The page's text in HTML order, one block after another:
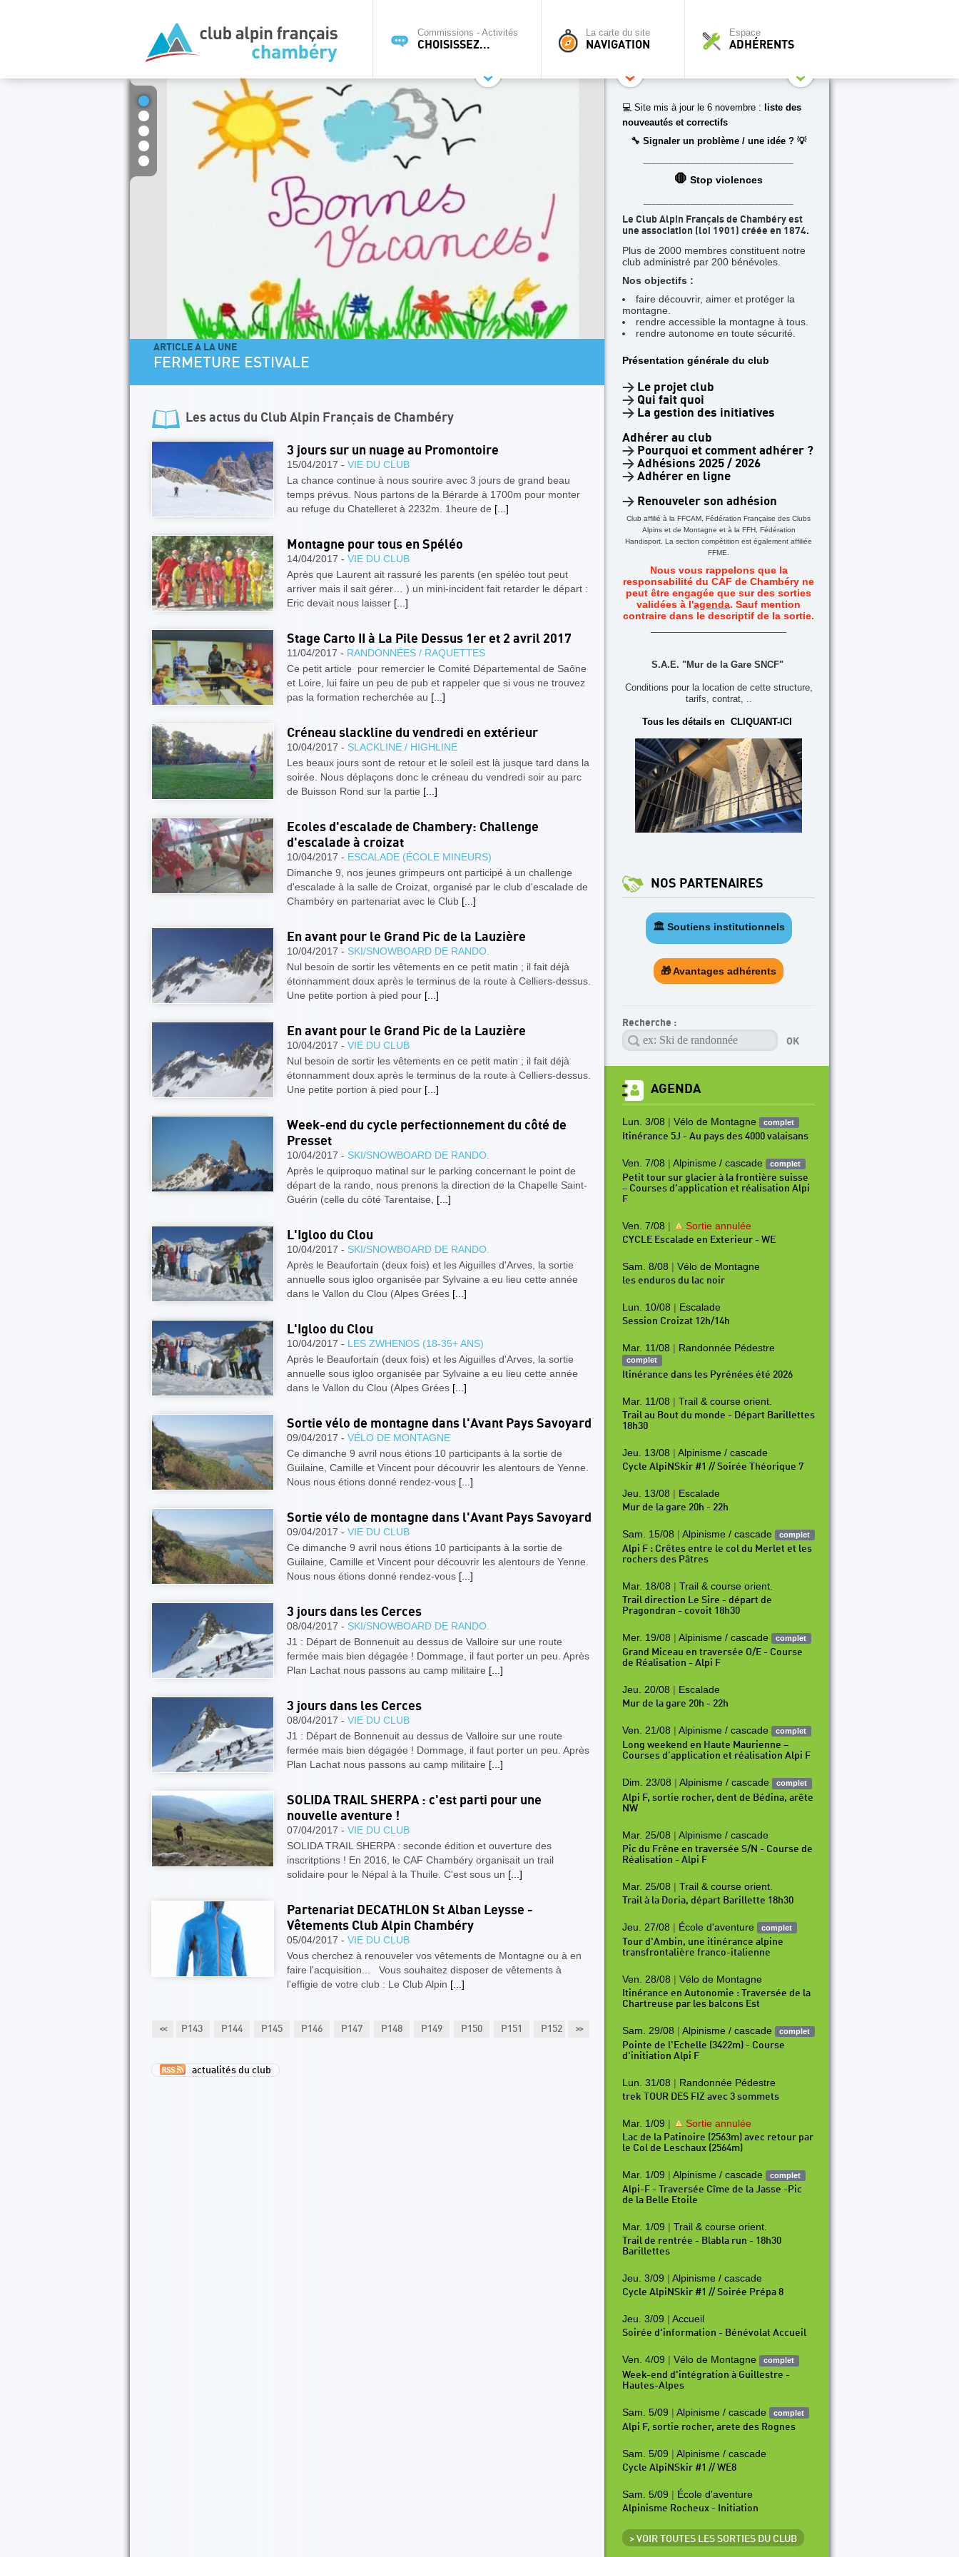
Commissions - Activités
CHOISISSEZ...
La carte du site
NAVIGATION
Espace
ADHÉRENTS
ARTICLE A LA UNE
FERMETURE ESTIVALE
4 jours dans les Aiguilles Rouges - Une
Facile
Les actus du Club Alpin Français de Chambéry
3 jours sur un nuage au Promontoire
15/04/2017 - VIE DU CLUB
La chance continue à nous sourire avec 3 jours de grand beau
temps prévus. Nous partons de la Bérarde à 1700m pour monter
au refuge du Chatelleret à 2232m. 1heure de [...]
Montagne pour tous en Spéléo
14/04/2017 - VIE DU CLUB
Après que Laurent ait rassuré les parents (en spéléo tout peut
arriver mais il sait gérer… ) un mini-incident fait retarder le départ :
Eric devait nous laisser [...]
Stage Carto II à La Pile Dessus 1er et 2 avril 2017
11/04/2017 - RANDONNÉES / RAQUETTES
Ce petit article pour remercier le Comité Départemental de Saône
et Loire, lui faire un peu de pub et rappeler que si vous ne trouvez
pas la formation recherchée au [...]
Créneau slackline du vendredi en extérieur
10/04/2017 - SLACKLINE / HIGHLINE
Les beaux jours sont de retour et le soleil est là jusque tard dans la
soirée. Nous déplaçons donc le créneau du vendredi soir au parc
de Buisson Rond sur la partie [...]
Ecoles d'escalade de Chambery: Challenge
d'escalade à croizat
10/04/2017 - ESCALADE (ÉCOLE MINEURS)
Dimanche 9, nos jeunes grimpeurs ont participé à un challenge
d'escalade à la salle de Croizat, organisé par le club d'escalade de
Chambéry en partenariat avec le Club [...]
En avant pour le Grand Pic de la Lauzière
10/04/2017 - SKI/SNOWBOARD DE RANDO.
Nul besoin de sortir les vêtements en ce petit matin ; il fait déjà
étonnamment doux après le terminus de la route à Celliers-dessus.
Une petite portion à pied pour [...]
En avant pour le Grand Pic de la Lauzière
10/04/2017 - VIE DU CLUB
Nul besoin de sortir les vêtements en ce petit matin ; il fait déjà
étonnamment doux après le terminus de la route à Celliers-dessus.
Une petite portion à pied pour [...]
Week-end du cycle perfectionnement du côté de
Presset
10/04/2017 - SKI/SNOWBOARD DE RANDO.
Après le quiproquo matinal sur le parking concernant le point de
départ de la rando, nous prenons la direction de la Chapelle Saint-
Guérin (celle du côté Tarentaise, [...]
L'Igloo du Clou
10/04/2017 - SKI/SNOWBOARD DE RANDO.
Après le Beaufortain (deux fois) et les Aiguilles d'Arves, la sortie
annuelle sous igloo organisée par Sylvaine a eu lieu cette année
dans le Vallon du Clou (Alpes Grées [...]
L'Igloo du Clou
10/04/2017 - LES ZWHENOS (18-35+ ANS)
Après le Beaufortain (deux fois) et les Aiguilles d'Arves, la sortie
annuelle sous igloo organisée par Sylvaine a eu lieu cette année
dans le Vallon du Clou (Alpes Grées [...]
Sortie vélo de montagne dans l'Avant Pays Savoyard
09/04/2017 - VÉLO DE MONTAGNE
Ce dimanche 9 avril nous étions 10 participants à la sortie de
Guilaine, Camille et Vincent pour découvrir les alentours de Yenne.
Nous nous étions donné rendez-vous [...]
Sortie vélo de montagne dans l'Avant Pays Savoyard
09/04/2017 - VIE DU CLUB
Ce dimanche 9 avril nous étions 10 participants à la sortie de
Guilaine, Camille et Vincent pour découvrir les alentours de Yenne.
Nous nous étions donné rendez-vous [...]
3 jours dans les Cerces
08/04/2017 - SKI/SNOWBOARD DE RANDO.
J1 : Départ de Bonnenuit au dessus de Valloire sur une route
fermée mais bien dégagée ! Dommage, il faut porter un peu. Après
Plan Lachat nous passons au camp militaire [...]
3 jours dans les Cerces
08/04/2017 - VIE DU CLUB
J1 : Départ de Bonnenuit au dessus de Valloire sur une route
fermée mais bien dégagée ! Dommage, il faut porter un peu. Après
Plan Lachat nous passons au camp militaire [...]
SOLIDA TRAIL SHERPA : c'est parti pour une
nouvelle aventure !
07/04/2017 - VIE DU CLUB
SOLIDA TRAIL SHERPA : seconde édition et ouverture des
inscritptions ! En 2016, le CAF Chambéry organisait un trail
solidaire pour le Népal à la Thuile. C'est sous un [...]
Partenariat DECATHLON St Alban Leysse -
Vêtements Club Alpin Chambéry
05/04/2017 - VIE DU CLUB
Vous cherchez à renouveler vos vêtements de Montagne ou à en
faire l'acquisition... Vous souhaitez disposer de vêtements à
l'effigie de votre club : Le Club Alpin [...]
<< >>
P142 P143 P144 P145 P146 P147 P148 P149 P150 P151 P152 P153 P154 P155 P156 P157 P158
actualités du club
💻 Site mis à jour le 6 novembre : liste des
nouveautés et correctifs
🔧 Signaler un problème / une idée ? 💡
🛑 Stop violences
Le Club Alpin Français de Chambéry est
une association (loi 1901) créée en 1874.
Plus de 2000 membres constituent notre
club administré par 200 bénévoles.
Nos objectifs :
faire découvrir, aimer et protéger la
montagne.
rendre accessible la montagne à tous.
rendre autonome en toute sécurité.
Présentation générale du club
> Le projet club
> Qui fait quoi
> La gestion des initiatives
Adhérer au club
> Pourquoi et comment adhérer ?
> Adhésions 2025 / 2026
> Adhérer en ligne
> Renouveler son adhésion
Club affilié à la FFCAM, Fédération Française des Clubs
Alpins et de Montagne et à la FFH, Fédération
Handisport. La section compétition est également affiliée
FFME.
Nous vous rappelons que la
responsabilité du CAF de Chambéry ne
peut être engagée que sur des sorties
validées à l'agenda. Sauf mention
contraire dans le descriptif de la sortie.
S.A.E. "Mur de la Gare SNCF"
Conditions pour la location de cette structure,
tarifs, contrat, ..
Tous les détails en CLIQUANT-ICI
NOS PARTENAIRES
🏛️ Soutiens institutionnels
🎁 Avantages adhérents
Recherche :
AGENDA
Lun. 3/08 | Vélo de Montagne complet
Itinérance 5J - Au pays des 4000 valaisans
Ven. 7/08 | Alpinisme / cascade complet
Petit tour sur glacier à la frontière suisse
– Courses d’application et réalisation Alpi
F
Ven. 7/08 | Sortie annulée
CYCLE Escalade en Exterieur - WE
Sam. 8/08 | Vélo de Montagne
les enduros du lac noir
Lun. 10/08 | Escalade
Session Croizat 12h/14h
Mar. 11/08 | Randonnée Pédestre
complet
Itinérance dans les Pyrénées été 2026
Mar. 11/08 | Trail & course orient.
Trail au Bout du monde - Départ Barillettes
18h30
Jeu. 13/08 | Alpinisme / cascade
Cycle AlpiNSkir #1 // Soirée Théorique 7
Jeu. 13/08 | Escalade
Mur de la gare 20h - 22h
Sam. 15/08 | Alpinisme / cascade complet
Alpi F : Crêtes entre le col du Merlet et les
rochers des Pâtres
Mar. 18/08 | Trail & course orient.
Trail direction Le Sire - départ de
Pragondran - covoit 18h30
Mer. 19/08 | Alpinisme / cascade complet
Grand Miceau en traversée O/E - Course
de Réalisation - Alpi F
Jeu. 20/08 | Escalade
Mur de la gare 20h - 22h
Ven. 21/08 | Alpinisme / cascade complet
Long weekend en Haute Maurienne –
Courses d’application et réalisation Alpi F
Dim. 23/08 | Alpinisme / cascade complet
Alpi F, sortie rocher, dent de Bédina, arête
NW
Mar. 25/08 | Alpinisme / cascade
Pic du Frêne en traversée S/N - Course de
Réalisation - Alpi F
Mar. 25/08 | Trail & course orient.
Trail à la Doria, départ Barillette 18h30
Jeu. 27/08 | École d'aventure complet
Tour d'Ambin, une itinérance alpine
transfrontalière franco-italienne
Ven. 28/08 | Vélo de Montagne
Itinérance en Autonomie : Traversée de la
Chartreuse par les balcons Est
Sam. 29/08 | Alpinisme / cascade complet
Pointe de l'Echelle (3422m) - Course
d'initiation Alpi F
Lun. 31/08 | Randonnée Pédestre
trek TOUR DES FIZ avec 3 sommets
Mar. 1/09 | Sortie annulée
Lac de la Patinoire (2563m) avec retour par
le Col de Leschaux (2564m)
Mar. 1/09 | Alpinisme / cascade complet
Alpi-F - Traversée Cîme de la Jasse -Pic
de la Belle Etoile
Mar. 1/09 | Trail & course orient.
Trail de rentrée - Blabla run - 18h30
Barillettes
Jeu. 3/09 | Alpinisme / cascade
Cycle AlpiNSkir #1 // Soirée Prépa 8
Jeu. 3/09 | Accueil
Soirée d'information - Bénévolat Accueil
Ven. 4/09 | Vélo de Montagne complet
Week-end d'intégration à Guillestre -
Hautes-Alpes
Sam. 5/09 | Alpinisme / cascade complet
Alpi F, sortie rocher, arete des Rognes
Sam. 5/09 | Alpinisme / cascade
Cycle AlpiNSkir #1 // WE8
Sam. 5/09 | École d'aventure
Alpinisme Rocheux - Initiation
> VOIR TOUTES LES SORTIES DU CLUB